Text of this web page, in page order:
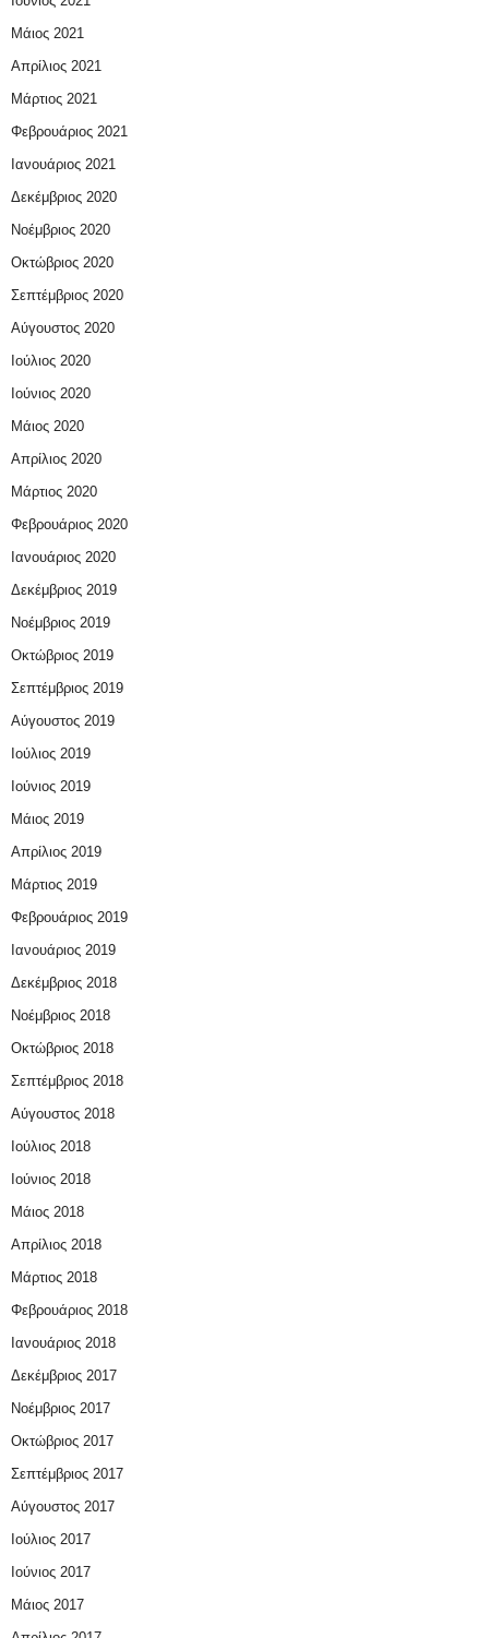
Μάιος 2021
Απρίλιος 2021
Μάρτιος 2021
Φεβρουάριος 2021
Ιανουάριος 2021
Δεκέμβριος 2020
Νοέμβριος 2020
Οκτώβριος 2020
Σεπτέμβριος 2020
Αύγουστος 2020
Ιούλιος 2020
Ιούνιος 2020
Μάιος 2020
Απρίλιος 2020
Μάρτιος 2020
Φεβρουάριος 2020
Ιανουάριος 2020
Δεκέμβριος 2019
Νοέμβριος 2019
Οκτώβριος 2019
Σεπτέμβριος 2019
Αύγουστος 2019
Ιούλιος 2019
Ιούνιος 2019
Μάιος 2019
Απρίλιος 2019
Μάρτιος 2019
Φεβρουάριος 2019
Ιανουάριος 2019
Δεκέμβριος 2018
Νοέμβριος 2018
Οκτώβριος 2018
Σεπτέμβριος 2018
Αύγουστος 2018
Ιούλιος 2018
Ιούνιος 2018
Μάιος 2018
Απρίλιος 2018
Μάρτιος 2018
Φεβρουάριος 2018
Ιανουάριος 2018
Δεκέμβριος 2017
Νοέμβριος 2017
Οκτώβριος 2017
Σεπτέμβριος 2017
Αύγουστος 2017
Ιούλιος 2017
Ιούνιος 2017
Μάιος 2017